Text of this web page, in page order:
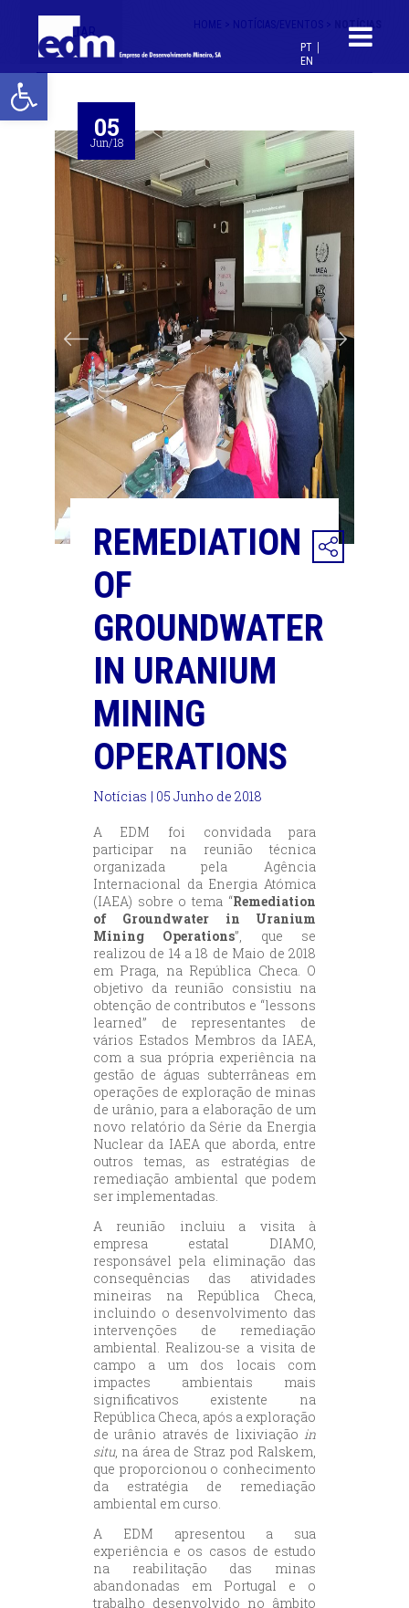
Open toolbar
PT
EN
< VOLTAR HOME > NOTÍCIAS/EVENTOS > NOTÍCIAS
05
Jun/18
REMEDIATION
OF
GROUNDWATER
IN URANIUM
MINING
OPERATIONS
Notícias | 05 Junho de 2018
A EDM foi convidada para
participar na reunião técnica
organizada pela Agência
Internacional da Energia Atómica
(IAEA) sobre o tema “Remediation
of Groundwater in Uranium
Mining Operations”, que se
realizou de 14 a 18 de Maio de 2018
em Praga, na República Checa. O
objetivo da reunião consistiu na
obtenção de contributos e “lessons
learned” de representantes de
vários Estados Membros da IAEA,
com a sua própria experiência na
gestão de águas subterrâneas em
operações de exploração de minas
de urânio, para a elaboração de um
novo relatório da Série da Energia
Nuclear da IAEA que aborda, entre
outros temas, as estratégias de
remediação ambiental que podem
ser implementadas.
A reunião incluiu a visita à
empresa estatal DIAMO,
responsável pela eliminação das
consequências das atividades
mineiras na República Checa,
incluindo o desenvolvimento das
intervenções de remediação
ambiental. Realizou-se a visita de
campo a um dos locais com
impactes ambientais mais
significativos existente na
República Checa, após a exploração
de urânio através de lixiviaçãoin
situ, na área de Straz pod Ralskem,
que proporcionou o conhecimento
da estratégia de remediação
ambiental em curso.
A EDM apresentou a sua
experiência e os casos de estudo
na reabilitação das minas
abandonadas em Portugal e o
trabalho desenvolvido no âmbito